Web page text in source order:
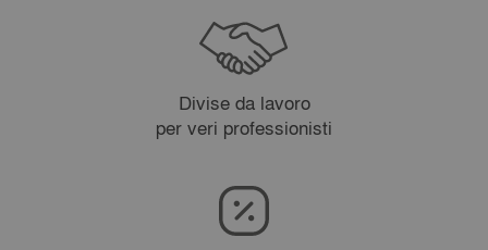
Divise da lavoro
per veri professionisti